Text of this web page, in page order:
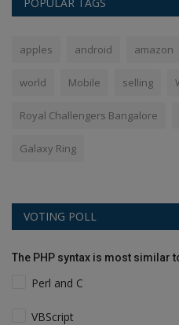
apples android amazon
world Mobile selling
Royal Challengers Bangalore
Galaxy Ring
VOTING POLL
The PHP syntax is most similar
Perl and C
VBScript